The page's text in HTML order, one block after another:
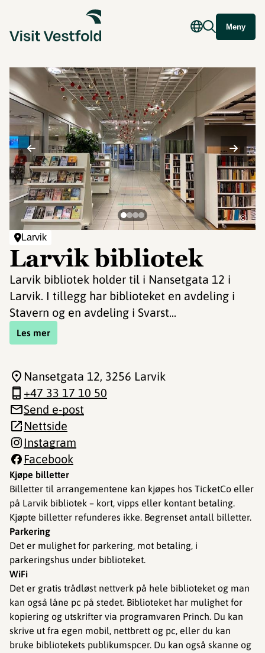
Meny
Larvik
Larvik bibliotek
Larvik bibliotek holder til i Nansetgata 12 i
Larvik. I tillegg har biblioteket en avdeling i
Stavern og en avdeling i Svarst...
Les mer
©
Kjøpe billetter
Billetter til arrangementene kan kjøpes hos TicketCo eller
på Larvik bibliotek – kort, vipps eller kontant betaling.
Kjøpte billetter refunderes ikke. Begrenset antall billetter.
Parkering
Det er mulighet for parkering, mot betaling, i
parkeringshus under biblioteket.
WiFi
Det er gratis trådløst nettverk på hele biblioteket og man
kan også låne pc på stedet. Biblioteket har mulighet for
kopiering og utskrifter via programvaren Princh. Du kan
skrive ut fra egen mobil, nettbrett og pc, eller du kan
bruke bibliotekets publikumspcer. Du kan også skanne og
Nansetgata 12, 3256 Larvik
+47 33 17 10 50
Send e-post
Nettside
Instagram
Facebook